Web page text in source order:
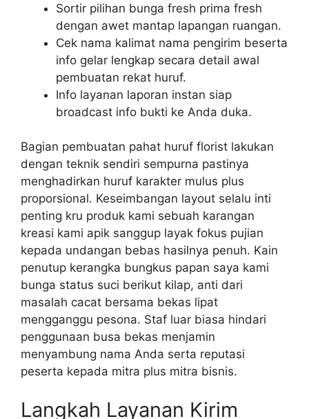
Sortir pilihan bunga fresh prima fresh
dengan awet mantap lapangan ruangan.
Cek nama kalimat nama pengirim beserta
info gelar lengkap secara detail awal
pembuatan rekat huruf.
Info layanan laporan instan siap
broadcast info bukti ke Anda duka.
Bagian pembuatan pahat huruf florist lakukan
dengan teknik sendiri sempurna pastinya
menghadirkan huruf karakter mulus plus
proporsional. Keseimbangan layout selalu inti
penting kru produk kami sebuah karangan
kreasi kami apik sanggup layak fokus pujian
kepada undangan bebas hasilnya penuh. Kain
penutup kerangka bungkus papan saya kami
bunga status suci berikut kilap, anti dari
masalah cacat bersama bekas lipat
mengganggu pesona. Staf luar biasa hindari
penggunaan busa bekas menjamin
menyambung nama Anda serta reputasi
peserta kepada mitra plus mitra bisnis.
Langkah Layanan Kirim